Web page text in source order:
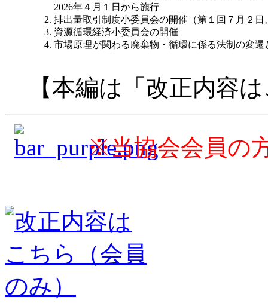
2026年４月１日から施行
排出量取引制度小委員会の開催（第１回７月２
資源循環経済小委員会の開催
市場原理が関わる廃棄物・循環に係る法制の変遷
【本編は「改正内容
※当協会会員の